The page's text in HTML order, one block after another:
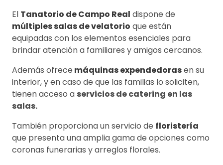
El Tanatorio de Campo Real dispone de
múltiples salas de velatorio que están
equipadas con los elementos esenciales para
brindar atención a familiares y amigos cercanos.
Además ofrece máquinas expendedorasen su
interior, y en caso de que las familias lo soliciten,
tienen acceso a servicios de catering en las
salas.
También proporciona un servicio de floristería
que presenta una amplia gama de opciones como
coronas funerarias y arreglos florales.